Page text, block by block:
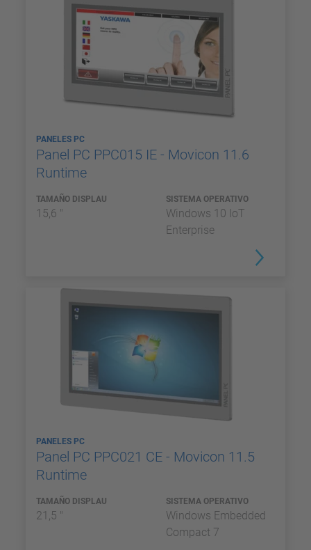
PANELES PC
Panel PC PPC015 IE - Movicon 11.6
Runtime
TAMAÑO DISPLAU
15,6 "
SISTEMA OPERATIVO
Windows 10 IoT
Enterprise
PANELES PC
Panel PC PPC021 CE - Movicon 11.5
Runtime
TAMAÑO DISPLAU
21,5 "
SISTEMA OPERATIVO
Windows Embedded
Compact 7